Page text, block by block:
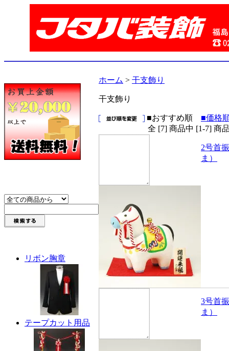
リボン胸章
テープカット用品
ホーム > 干支飾り
干支飾り
■おすすめ順
■価格
全 [7] 商品中 [1-7] 商
2号首
ま）
3号首
ま）